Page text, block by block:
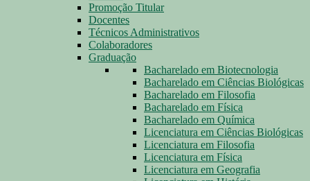
Promoção Titular
Docentes
Técnicos Administrativos
Colaboradores
Graduação
Bacharelado em Biotecnologia
Bacharelado em Ciências Biológicas
Bacharelado em Filosofia
Bacharelado em Física
Bacharelado em Química
Licenciatura em Ciências Biológicas
Licenciatura em Filosofia
Licenciatura em Física
Licenciatura em Geografia